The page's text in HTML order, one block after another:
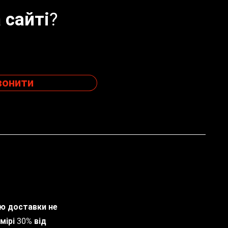
доставки не
30% від